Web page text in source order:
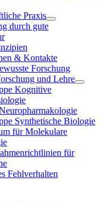
Praxis
durch gute
& Kontakte
Forschung
und Lehre
Kognitive
Synthetische Biologie
für Molekulare
für
Fehlverhalten